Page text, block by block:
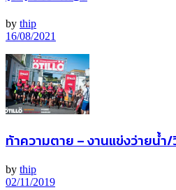
by thip
16/08/2021
ท้าความตาย – งานแข่งว่ายน้ำ/
by thip
02/11/2019